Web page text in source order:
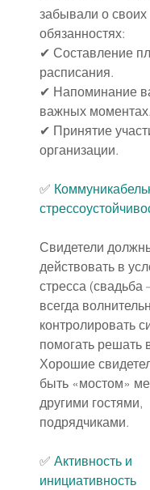
забывали о своих
обязанностях:
✔ Составление
расписания.
✔ Напоминание
важных моментах.
✔ Принятие
организации.
✅
Свидетели
действовать в
стресса (свадьба
всегда
контролировать
помогать решать
Хорошие
быть «мостом»
другими гостями,
подрядчиками.
✅ Активность и
инициативность